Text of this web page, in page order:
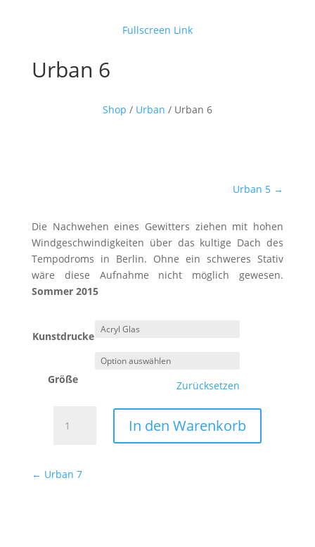
Fullscreen Link
Urban 6
Shop / Urban / Urban 6
Urban 5 →
Die Nachwehen eines Gewitters ziehen mit hohen
Windgeschwindigkeiten über das kultige Dach des
Tempodroms in Berlin. Ohne ein schweres Stativ
wäre diese Aufnahme nicht möglich gewesen.
Sommer 2015
Kunstdrucke
Größe Zurücksetzen
In den Warenkorb
← Urban 7